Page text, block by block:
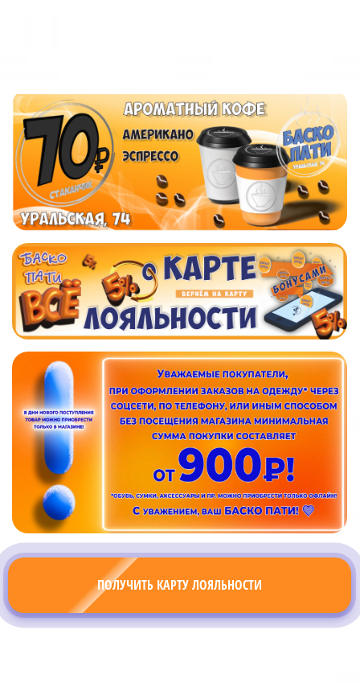
ПОЛУЧИТЬ КАРТУ ЛОЯЛЬНОСТИ